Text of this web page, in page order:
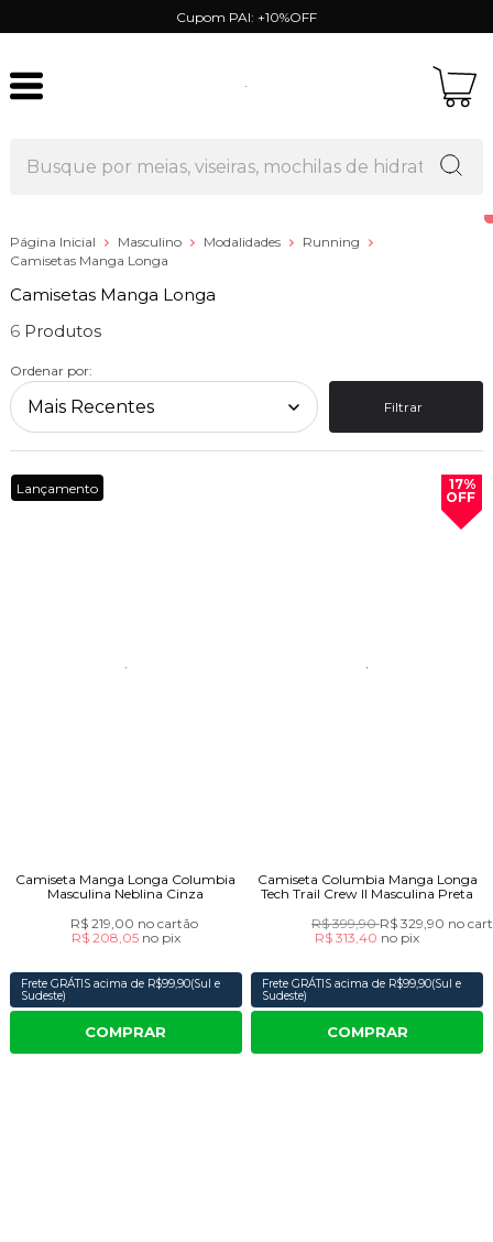
Cupom PAI: +10%OFF
Página Inicial Masculino Modalidades
Running
Camisetas Manga Longa
Camisetas Manga Longa
6
Ordenar por:
Filtrar
Lançamento
Camiseta Manga Longa Columbia
Masculina Neblina Cinza
R$ 219,00 no cartão
R$ 208,05 no pix
Frete GRÁTIS acima de R$99,90(Sul e
Sudeste)
COMPRAR
17%
OFF
Camiseta Columbia Manga Longa
Tech Trail Crew II Masculina Preta
R$ 399,90R$ 329,90 no
R$ 313,40 no pix
Frete GRÁTIS acima de R$99,90(Sul e
Sudeste)
COMPRAR